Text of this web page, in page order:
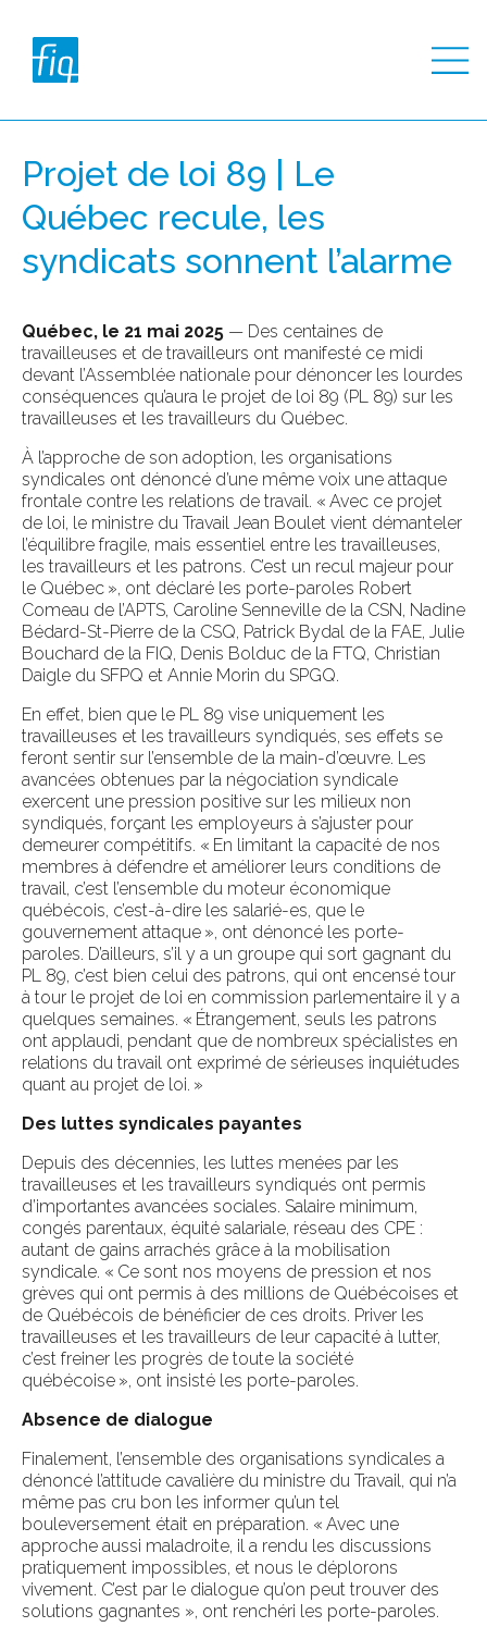
Projet de loi 89 | Le
Québec recule, les
syndicats sonnent l’alarme
Québec, le 21 mai 2025 — Des centaines de
travailleuses et de travailleurs ont manifesté ce midi
devant l’Assemblée nationale pour dénoncer les lourdes
conséquences qu’aura le projet de loi 89 (PL 89) sur les
travailleuses et les travailleurs du Québec.
À l’approche de son adoption, les organisations
syndicales ont dénoncé d’une même voix une attaque
frontale contre les relations de travail. « Avec ce projet
de loi, le ministre du Travail Jean Boulet vient démanteler
l’équilibre fragile, mais essentiel entre les travailleuses,
les travailleurs et les patrons. C’est un recul majeur pour
le Québec », ont déclaré les porte-paroles Robert
Comeau de l’APTS, Caroline Senneville de la CSN, Nadine
Bédard-St-Pierre de la CSQ, Patrick Bydal de la FAE, Julie
Bouchard de la FIQ, Denis Bolduc de la FTQ, Christian
Daigle du SFPQ et Annie Morin du SPGQ.
En effet, bien que le PL 89 vise uniquement les
travailleuses et les travailleurs syndiqués, ses effets se
feront sentir sur l’ensemble de la main-d’œuvre. Les
avancées obtenues par la négociation syndicale
exercent une pression positive sur les milieux non
syndiqués, forçant les employeurs à s’ajuster pour
demeurer compétitifs. « En limitant la capacité de nos
membres à défendre et améliorer leurs conditions de
travail, c’est l’ensemble du moteur économique
québécois, c’est-à-dire les salarié-es, que le
gouvernement attaque », ont dénoncé les porte-
paroles. D’ailleurs, s’il y a un groupe qui sort gagnant du
PL 89, c’est bien celui des patrons, qui ont encensé tour
à tour le projet de loi en commission parlementaire il y a
quelques semaines. « Étrangement, seuls les patrons
ont applaudi, pendant que de nombreux spécialistes en
relations du travail ont exprimé de sérieuses inquiétudes
quant au projet de loi. »
Des luttes syndicales payantes
Depuis des décennies, les luttes menées par les
travailleuses et les travailleurs syndiqués ont permis
d’importantes avancées sociales. Salaire minimum,
congés parentaux, équité salariale, réseau des CPE :
autant de gains arrachés grâce à la mobilisation
syndicale. « Ce sont nos moyens de pression et nos
grèves qui ont permis à des millions de Québécoises et
de Québécois de bénéficier de ces droits. Priver les
travailleuses et les travailleurs de leur capacité à lutter,
c’est freiner les progrès de toute la société
québécoise », ont insisté les porte-paroles.
Absence de dialogue
Finalement, l’ensemble des organisations syndicales a
dénoncé l’attitude cavalière du ministre du Travail, qui n’a
même pas cru bon les informer qu’un tel
bouleversement était en préparation. « Avec une
approche aussi maladroite, il a rendu les discussions
pratiquement impossibles, et nous le déplorons
vivement. C’est par le dialogue qu’on peut trouver des
solutions gagnantes », ont renchéri les porte-paroles.